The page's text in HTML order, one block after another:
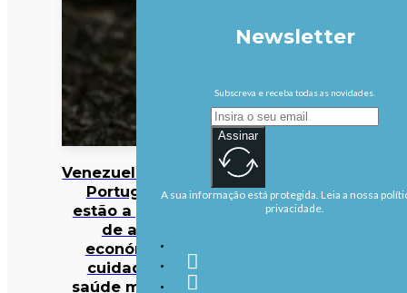
Venezuela/Sismos:
Portugueses
estão a precisar
de apoio
económico e
cuidados de
saúde mental —
Newsletter
Subscreva e receba todas as novidades.
Assinar
A sua informação está protegida. Leia a nossa
privacidade.